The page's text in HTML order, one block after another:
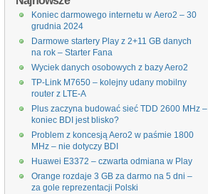
Koniec darmowego internetu w Aero2 – 30
grudnia 2024
Darmowe startery Play z 2+11 GB danych
na rok – Starter Fana
Wyciek danych osobowych z bazy Aero2
TP-Link M7650 – kolejny udany mobilny
router z LTE-A
Plus zaczyna budować sieć TDD 2600 MHz –
koniec BDI jest blisko?
Problem z koncesją Aero2 w paśmie 1800
MHz – nie dotyczy BDI
Huawei E3372 – czwarta odmiana w Play
Orange rozdaje 3 GB za darmo na 5 dni –
za gole reprezentacji Polski